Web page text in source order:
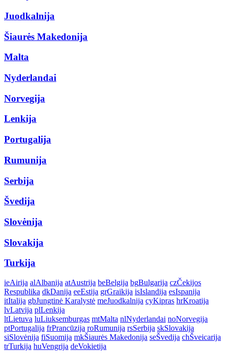
Juodkalnija
Šiaurės Makedonija
Malta
Nyderlandai
Norvegija
Lenkija
Portugalija
Rumunija
Serbija
Švedija
Slovėnija
Slovakija
Turkija
ieAirija alAlbanija atAustrija beBelgija bgBulgarija czČekijos
Respublika dkDanija eeEstija grGraikija isIslandija esIspanija
itItalija gbJungtinė Karalystė meJuodkalnija cyKipras hrKroatija
lvLatvija plLenkija
ltLietuva luLiuksemburgas mtMalta nlNyderlandai noNorvegija
ptPortugalija frPrancūzija roRumunija rsSerbija skSlovakija
siSlovėnija fiSuomija mkŠiaurės Makedonija seŠvedija chŠveicarija
trTurkija huVengrija deVokietija